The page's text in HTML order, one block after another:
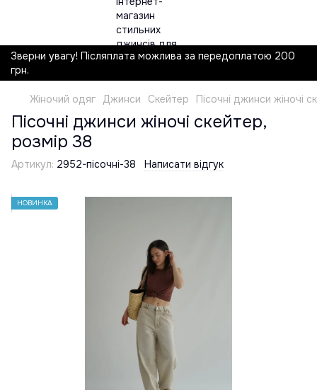
Зверни увагу! Післяплата можлива за передоплатою 200
грн.
Жіночий одяг Джинси Скейтер Пісочні джинси жіночі
Пісочні джинси жіночі скейтер,
розмір 38
Артикул: 2952-пісочні-38 Написати відгук
НОВИНКА